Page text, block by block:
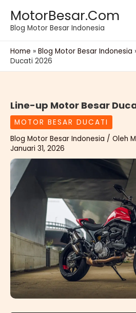
konten
MotorBesar.Com
Blog Motor Besar Indonesia
Home » Blog Motor Besar Indonesia
Ducati 2026
Line-up Motor Besar
MOTOR BESAR DUCATI
Blog Motor Besar Indonesia / Oleh
Januari 31, 2026